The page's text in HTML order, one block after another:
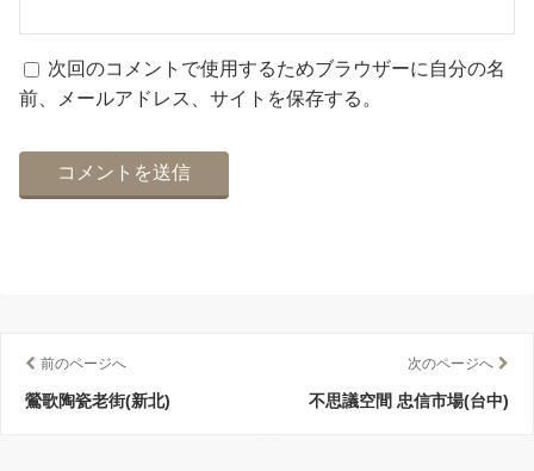
次回のコメントで使用するためブラウザーに自分の名
前、メールアドレス、サイトを保存する。
前のページへ
鶯歌陶瓷老街(新北)
次のページへ
不思議空間 忠信市場(台中)